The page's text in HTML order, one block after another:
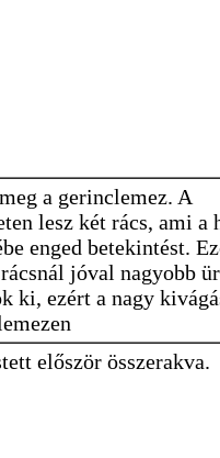
a gerinclemez. A
lesz két rács, ami a
enged betekintést.
jóval nagyobb
ki, ezért a nagy
először összerakva.